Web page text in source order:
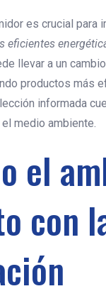
es crucial para
eficientes
llevar a un
productos más
informada
medio ambiente.
el
con